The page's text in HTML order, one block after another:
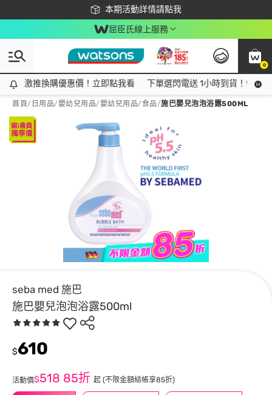
本期活動詳情請點我
下載app最高回饋$350
屈臣氏線上服務
0
激推換購優惠價！立即點我看
激推換購優惠價！立即點我看 下單選閃電送 1小時到貨！領神
首頁/ 日用品/嬰幼兒用品/嬰幼兒用品/食品/施巴嬰兒泡泡浴露500ML
seba med 施巴
施巴嬰兒泡泡浴露500ml
$610
活動價$518 85折 起 (不限金額結帳享85折)